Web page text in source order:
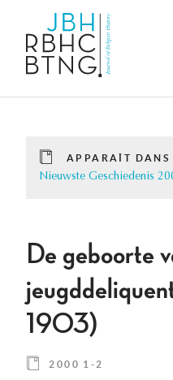
APPARAÎT DANS
Nieuwste Geschiedenis
De geboorte
1903)
2000 1-2